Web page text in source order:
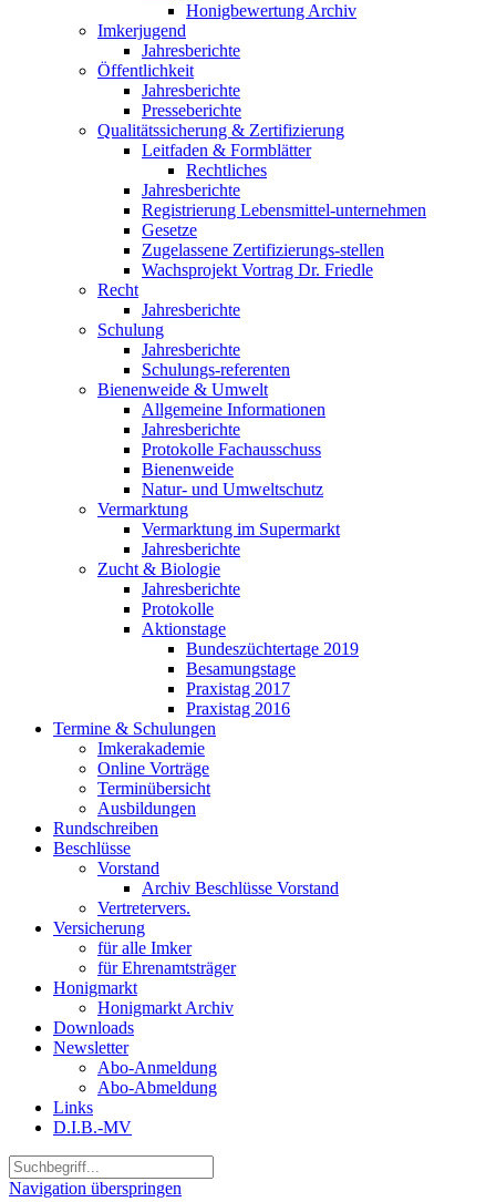
Honigbewertung Archiv
Imkerjugend
Jahresberichte
Öffentlichkeit
Jahresberichte
Presseberichte
Qualitätssicherung & Zertifizierung
Leitfaden & Formblätter
Rechtliches
Jahresberichte
Registrierung Lebensmittel-unternehmen
Gesetze
Zugelassene Zertifizierungs-stellen
Wachsprojekt Vortrag Dr. Friedle
Recht
Jahresberichte
Schulung
Jahresberichte
Schulungs-referenten
Bienenweide & Umwelt
Allgemeine Informationen
Jahresberichte
Protokolle Fachausschuss
Bienenweide
Natur- und Umweltschutz
Vermarktung
Vermarktung im Supermarkt
Jahresberichte
Zucht & Biologie
Jahresberichte
Protokolle
Aktionstage
Bundeszüchtertage 2019
Besamungstage
Praxistag 2017
Praxistag 2016
Termine & Schulungen
Imkerakademie
Online Vorträge
Terminübersicht
Ausbildungen
Rundschreiben
Beschlüsse
Vorstand
Archiv Beschlüsse Vorstand
Vertretervers.
Versicherung
für alle Imker
für Ehrenamtsträger
Honigmarkt
Honigmarkt Archiv
Downloads
Newsletter
Abo-Anmeldung
Abo-Abmeldung
Links
D.I.B.-MV
Navigation überspringen